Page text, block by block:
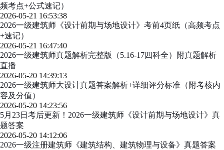
频考点+公式速记）
2026-05-21 16:53:38
2026一级建筑师《设计前期与场地设计》考前4页纸（高频考点
+速记）
2026-05-21 16:47:40
2026一级建筑师真题解析完整版（5.16-17四科全）附真题解析
直播
2026-05-20 14:39:13
2026一级建筑师大设计真题答案解析+详细评分标准（附考核内
容及分值）
2026-05-20 14:23:56
5月23日考后更新！2026一级建筑师《设计前期与场地设计》真
题答案
2026-05-20 14:12:06
2026一级注册建筑师《建筑结构、建筑物理与设备》真题答案